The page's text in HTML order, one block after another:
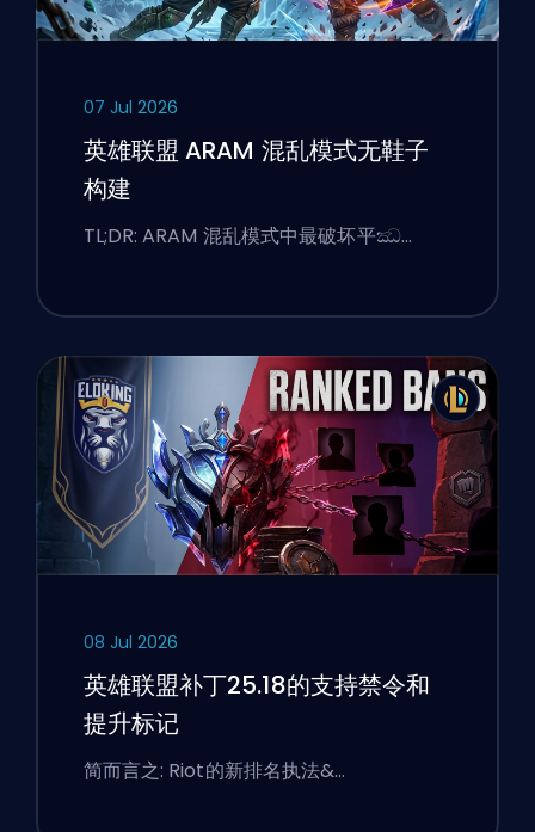
07 Jul 2026
英雄联盟 ARAM 混乱模式无鞋子
构建
TL;DR: ARAM 混乱模式中最破坏平ඣ…
08 Jul 2026
英雄联盟补丁25.18的支持禁令和
提升标记
简而言之: Riot的新排名执法&…